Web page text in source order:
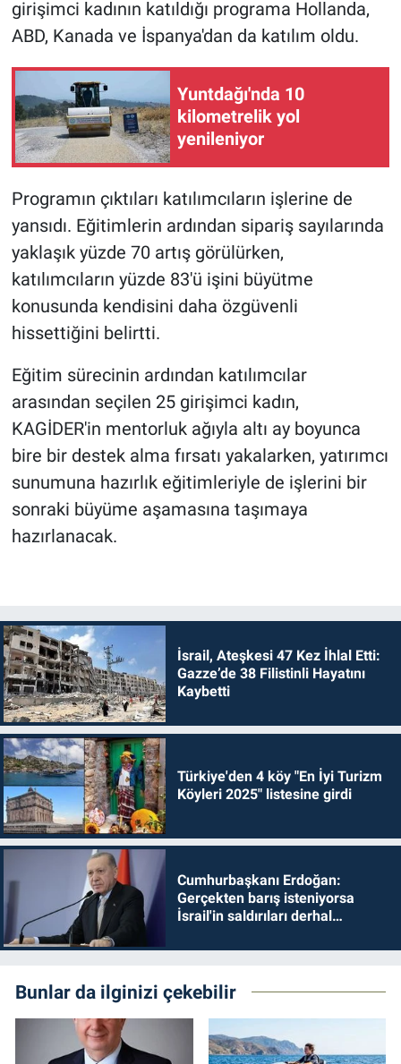
girişimci kadının katıldığı programa Hollanda,
ABD, Kanada ve İspanya'dan da katılım oldu.
Yuntdağı'nda 10
kilometrelik yol
yenileniyor
Programın çıktıları katılımcıların işlerine de
yansıdı. Eğitimlerin ardından sipariş sayılarında
yaklaşık yüzde 70 artış görülürken,
katılımcıların yüzde 83'ü işini büyütme
konusunda kendisini daha özgüvenli
hissettiğini belirtti.
Eğitim sürecinin ardından katılımcılar
arasından seçilen 25 girişimci kadın,
KAGİDER'in mentorluk ağıyla altı ay boyunca
bire bir destek alma fırsatı yakalarken, yatırımcı
sunumuna hazırlık eğitimleriyle de işlerini bir
sonraki büyüme aşamasına taşımaya
hazırlanacak.
İsrail, Ateşkesi 47 Kez İhlal Etti:
Gazze’de 38 Filistinli Hayatını
Kaybetti
Türkiye'den 4 köy "En İyi Turizm
Köyleri 2025" listesine girdi
Cumhurbaşkanı Erdoğan:
Gerçekten barış isteniyorsa
İsrail'in saldırıları derhal
Bunlar da ilginizi çekebilir